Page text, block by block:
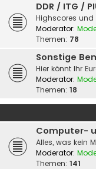
DDR / ITG /
Highscores und
Moderator:
Themen: 78
Sonstige
Hier könnt Ihr
Moderator:
Themen: 18
Computer-
Alles, was kein
Moderator:
Themen: 141